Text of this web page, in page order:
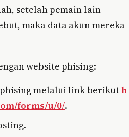
setelah pemain lain
maka data akun mereka
website phising:
melalui link berikuth
forms/u/0/.